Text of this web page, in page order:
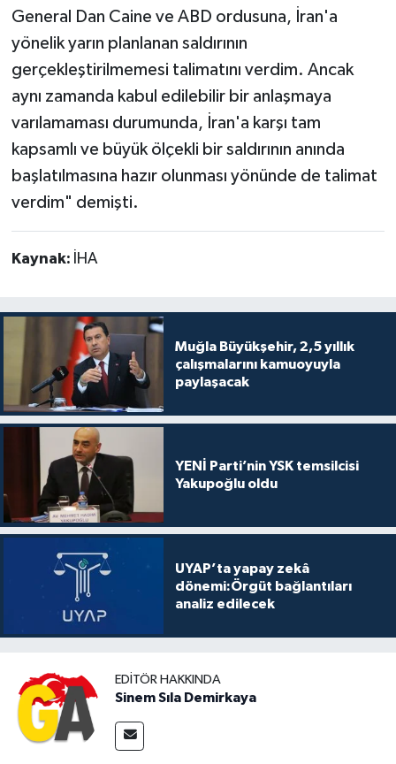
General Dan Caine ve ABD ordusuna, İran'a
yönelik yarın planlanan saldırının
gerçekleştirilmemesi talimatını verdim. Ancak
aynı zamanda kabul edilebilir bir anlaşmaya
varılamaması durumunda, İran'a karşı tam
kapsamlı ve büyük ölçekli bir saldırının anında
başlatılmasına hazır olunması yönünde de talimat
verdim" demişti.
Kaynak: İHA
Muğla Büyükşehir, 2,5 yıllık
çalışmalarını kamuoyuyla
paylaşacak
YENİ Parti’nin YSK temsilcisi
Yakupoğlu oldu
UYAP’ta yapay zekâ
dönemi:Örgüt bağlantıları
analiz edilecek
EDITÖR HAKKINDA
Sinem Sıla Demirkaya